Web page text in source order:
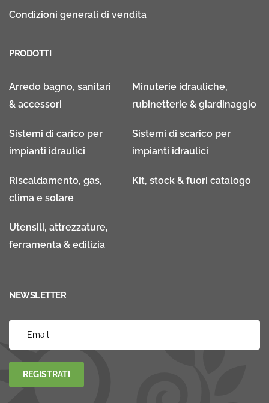
Condizioni generali di vendita
PRODOTTI
Arredo bagno, sanitari
& accessori
Minuterie idrauliche,
rubinetterie & giardinaggio
Sistemi di carico per
impianti idraulici
Sistemi di scarico per
impianti idraulici
Riscaldamento, gas,
clima e solare
Kit, stock & fuori catalogo
Utensili, attrezzature,
ferramenta & edilizia
NEWSLETTER
REGISTRATI